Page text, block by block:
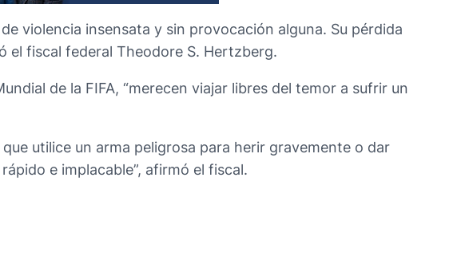
violencia insensata y sin provocación alguna. Su pérdida
el fiscal federal Theodore S. Hertzberg.
de la FIFA, “merecen viajar libres del temor a sufrir un
utilice un arma peligrosa para herir gravemente o dar
e implacable”, afirmó el fiscal.